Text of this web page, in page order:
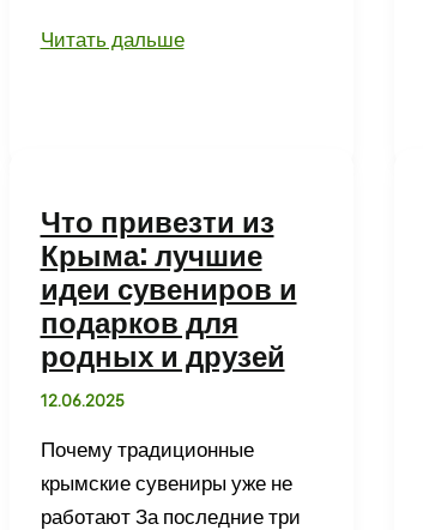
Севастополь
маршрут
для
знакомства
с
городом-
героем
Читать дальше
Что привезти из
Крыма: лучшие
идеи сувениров и
подарков для
родных и друзей
12.06.2025
Почему традиционные
крымские сувениры уже не
работают За последние три